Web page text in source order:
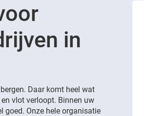
in
Daar komt heel wat
vlot verloopt. Binnen uw
goed. Onze hele organisatie